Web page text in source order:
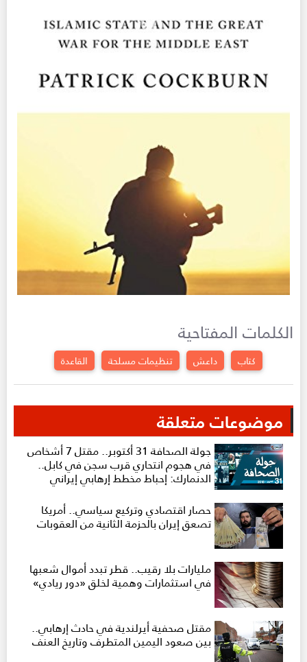
الكلمات المفتاحية
كتاب داعش تنظيمات مسلحة القاعدة
موضوعات متعلقة
جولة الصحافة 31 أكتوبر.. مقتل 7 أشخاص
في هجوم انتحاري قرب سجن في كابل..
الدنمارك: إحباط مخطط إرهابي إيراني
حصار اقتصادي وتركيع سياسي.. أمريكا
تصعق إيران بالحزمة الثانية من العقوبات
مليارات بلا رقيب.. قطر تبدد أموال شعبها
في استثمارات وهمية لخلق «دور ريادي»
مقتل صحفية أيرلندية في حادث إرهابي..
بين صعود اليمين المتطرف وتاريخ العنف